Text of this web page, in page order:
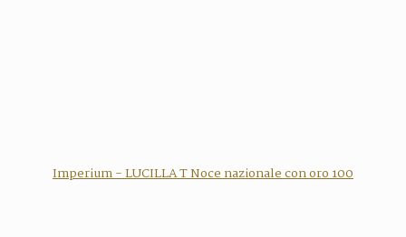
Imperium - LUCILLA T Noce nazionale con oro 100